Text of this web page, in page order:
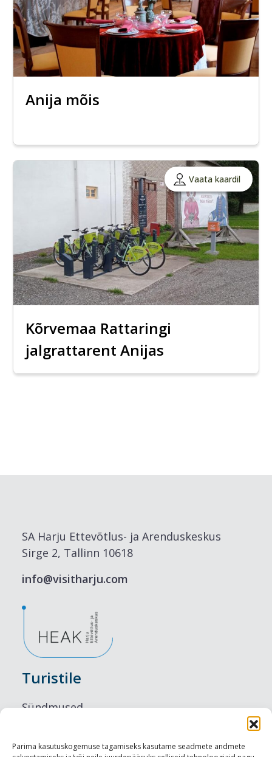
Parima kasutuskogemuse tagamiseks kasutame seadmete andmete
Anija mõis
Vaata kaardil
Kõrvemaa Rattaringi
jalgrattarent Anijas
SA Harju Ettevõtlus- ja Arenduskeskus
Sirge 2, Tallinn 10618
info@visitharju.com
Turistile
Sündmused